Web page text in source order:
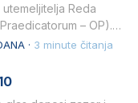
Reda
– OP).
ljubavlju prema
· 3 minute čitanja